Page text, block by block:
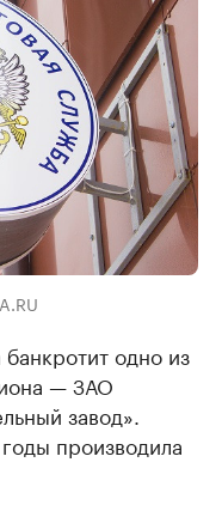
одно из
— ЗАО
завод».
производила